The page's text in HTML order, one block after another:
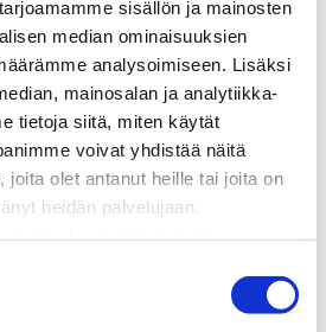
sisällön ja mainosten
median ominaisuuksien
analysoimiseen. Lisäksi
mainosalan ja analytiikka-
tietoja siitä, miten käytät
voivat yhdistää näitä
joita olet antanut heille tai joita on
heidän palvelujaan.
hankinta
kotitaloudessa
toisen puolesta